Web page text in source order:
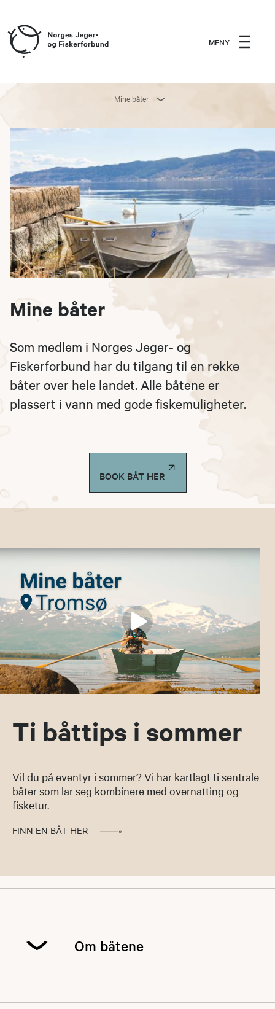
MENY
Mine båter
Mine båter
Som medlem i Norges Jeger- og
Fiskerforbund har du tilgang til en rekke
båter over hele landet. Alle båtene er
plassert i vann med gode fiskemuligheter.
BOOK BÅT HER
Ti båttips i sommer
Vil du på eventyr i sommer? Vi har kartlagt ti sentrale
båter som lar seg kombinere med overnatting og
fisketur.
FINN EN BÅT HER
Om båtene